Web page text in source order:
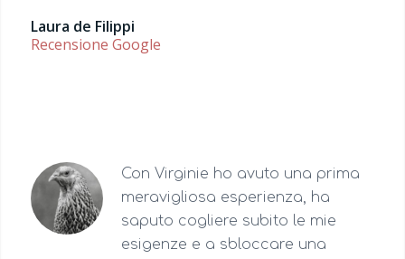
Laura de Filippi
Recensione Google
Con Virginie ho avuto una prima
meravigliosa esperienza, ha
saputo cogliere subito le mie
esigenze e a sbloccare una